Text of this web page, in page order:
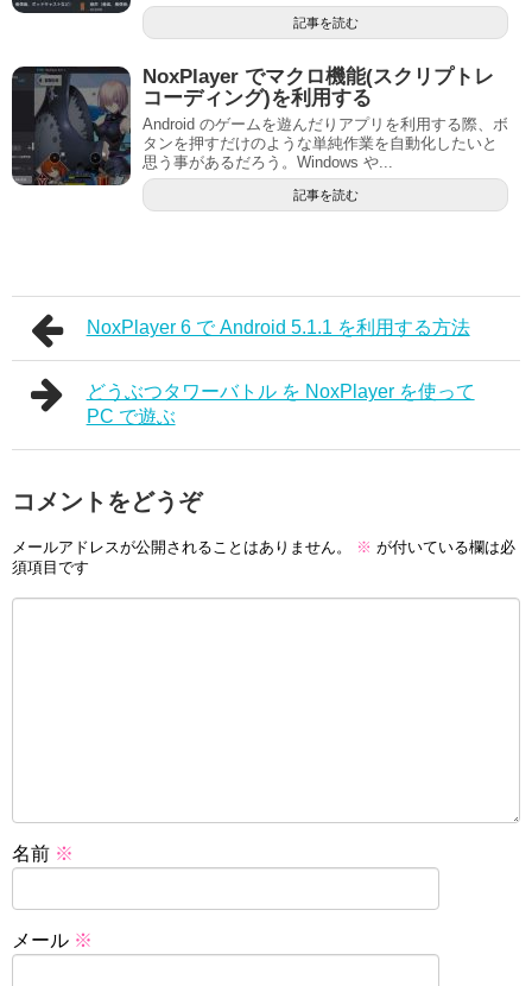
記事を読む
NoxPlayer でマクロ機能(スクリプトレ
コーディング)を利用する
Android のゲームを遊んだりアプリを利用する際、ボ
タンを押すだけのような単純作業を自動化したいと
思う事があるだろう。Windows や...
記事を読む
NoxPlayer 6 で Android 5.1.1 を利用する方法
どうぶつタワーバトル を NoxPlayer を使って
PC で遊ぶ
コメントをどうぞ
メールアドレスが公開されることはありません。 ※ が付いている欄は必
須項目です
名前 ※
メール ※